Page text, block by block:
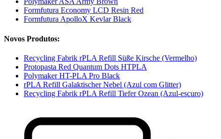
Formfutura Economy LCD Resin Red
Formfutura ApolloX Kevlar Black
Novos Produtos:
Recycling Fabrik rPLA Refill Süße Kirsche (Vermelho)
Protopasta Red Quantum Dots HTPLA
Polymaker HT-PLA Pro Black
rPLA Refill Galaktischer Nebel (Azul com Glitter)
Recycling Fabrik rPLA Refill Tiefer Ozean (Azul-escuro)